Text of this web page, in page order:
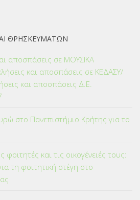
ΘΡΗΣΚΕΥΜΑΤΩΝ
αποσπάσεις σε ΜΟΥΣΙΚΑ
και αποσπάσεις σε ΚΕΔΑΣΥ/
και αποσπάσεις Δ.Ε.
στο Πανεπιστήμιο Κρήτης για το
και τις οικογένειές τους:
τη φοιτητική στέγη στο